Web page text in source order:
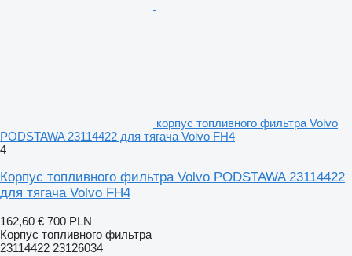
корпус топливного фильтра Volvo
PODSTAWA 23114422 для тягача Volvo FH4
4
Корпус топливного фильтра Volvo PODSTAWA 23114422
для тягача Volvo FH4
162,60 € 700 PLN
Корпус топливного фильтра
23114422 23126034